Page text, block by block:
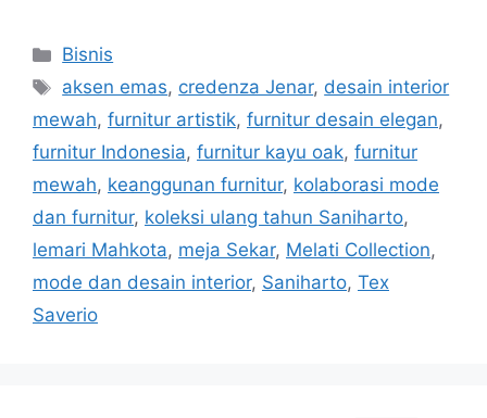
Categories
Bisnis
Tags
aksen emas, credenza Jenar, desain interior
mewah, furnitur artistik, furnitur desain elegan,
furnitur Indonesia, furnitur kayu oak, furnitur
mewah, keanggunan furnitur, kolaborasi mode
dan furnitur, koleksi ulang tahun Saniharto,
lemari Mahkota, meja Sekar, Melati Collection,
mode dan desain interior, Saniharto, Tex
Saverio